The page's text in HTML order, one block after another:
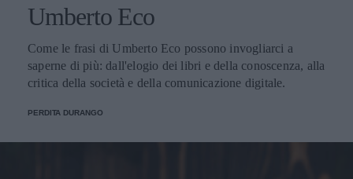
Umberto Eco
Come le frasi di Umberto Eco possono invogliarci a
saperne di più: dall'elogio dei libri e della conoscenza, alla
critica della società e della comunicazione digitale.
PERDITA DURANGO